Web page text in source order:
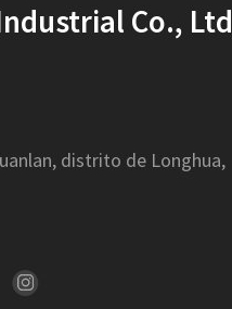
Co., Ltd
distrito de Longhua,